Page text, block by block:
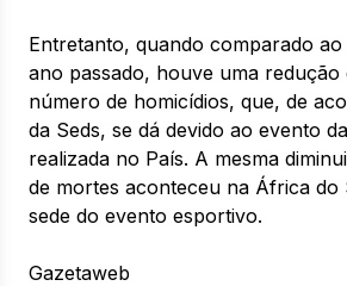
Entretanto, quando comparado ao
ano passado, houve uma redução
número de homicídios, que, de
da Seds, se dá devido ao evento
realizada no País. A mesma
de mortes aconteceu na África do
sede do evento esportivo.
Gazetaweb